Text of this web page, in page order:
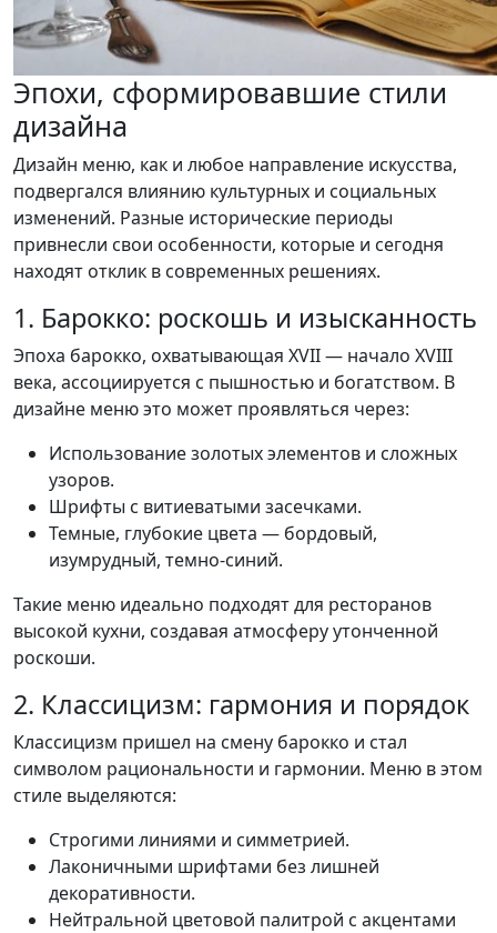
Эпохи, сформировавшие стили
дизайна
Дизайн меню, как и любое направление искусства,
подвергался влиянию культурных и социальных
изменений. Разные исторические периоды
привнесли свои особенности, которые и сегодня
находят отклик в современных решениях.
1. Барокко: роскошь и изысканность
Эпоха барокко, охватывающая XVII — начало XVIII
века, ассоциируется с пышностью и богатством. В
дизайне меню это может проявляться через:
Использование золотых элементов и сложных
узоров.
Шрифты с витиеватыми засечками.
Темные, глубокие цвета — бордовый,
изумрудный, темно-синий.
Такие меню идеально подходят для ресторанов
высокой кухни, создавая атмосферу утонченной
роскоши.
2. Классицизм: гармония и порядок
Классицизм пришел на смену барокко и стал
символом рациональности и гармонии. Меню в этом
стиле выделяются:
Строгими линиями и симметрией.
Лаконичными шрифтами без лишней
декоративности.
Нейтральной цветовой палитрой с акцентами